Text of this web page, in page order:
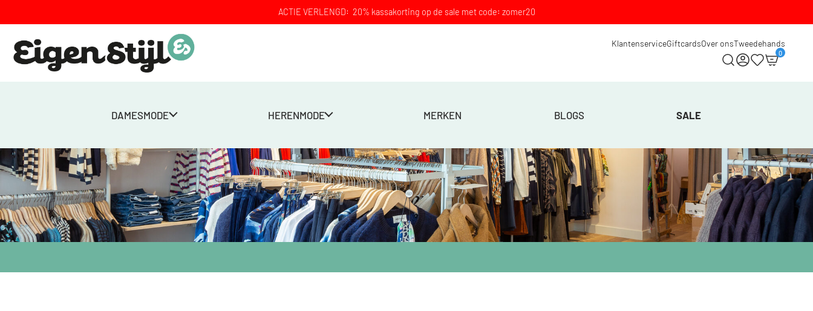
ACTIE VERLENGD: 20% kassakorting op de sale met code: zomer20
KlantenserviceGiftcardsOver onsTweedehands
0
DAMESMODE HERENMODE MERKEN BLOGS SALE